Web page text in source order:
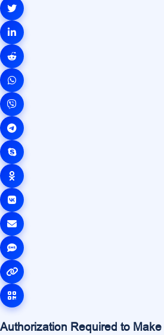
Authorization Required to